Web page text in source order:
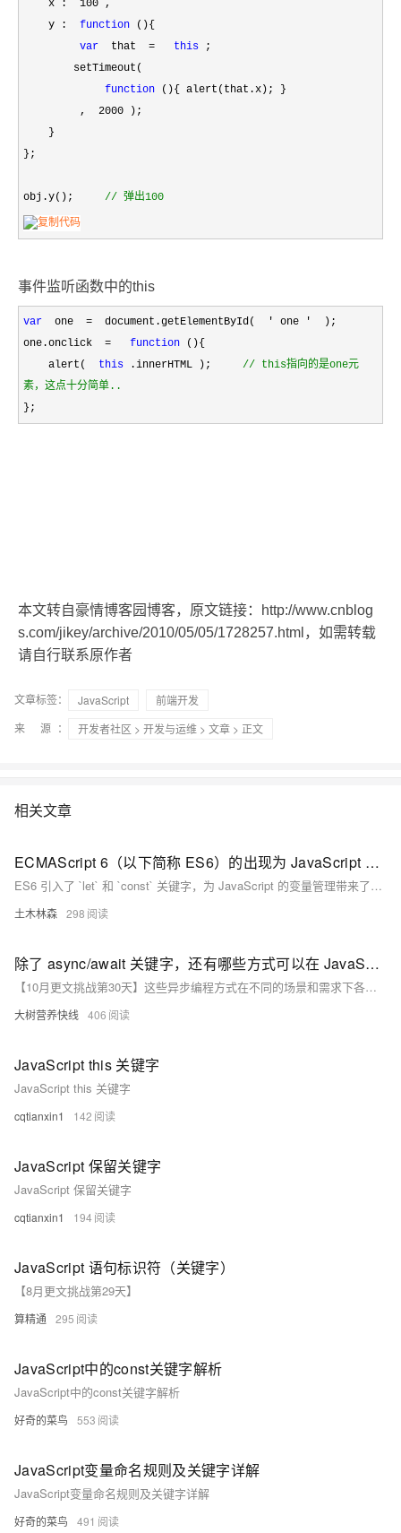
x : 100 ,
y :
function
(){
var
that = this
;
setTimeout(
function
(){ alert(that.x); }
,
2000
);
}
};
obj.y(); // 弹出100
事件监听函数中的this
var one = document.getElementById( ' one '
);
one.onclick
= function
(){
alert(
this .innerHTML ); //
this指向的是one元
素，这点十分简单..
};
本文转自豪情博客园博客，原文链接：http://www.cnblog
s.com/jikey/archive/2010/05/05/1728257.html，如需转载
请自行联系原作者
文章标签： JavaScript
前端开发
来 源：
开发者社区 > 开发与运维 > 文章 > 正文
相关文章
ECMAScript 6（以下简称 ES6）的出现为 JavaScript 带来了许多新的特性和改进，其中 let 和 const 是两个非常重要的关键字。
ES6 引入了 `let` 和 `const` 关键字，为 JavaScript 的变量管理带来了革新。`let` 提供了块级作用域和暂存死区特性，避免变量污染，增强代码可读性和安全性；`const` 用于声明不可重新赋值的常量，但允许对象和数组的内部修改。两者在循环、函数内部及复杂项目中广泛应用，有助于实现不可变数据结构，提升代码质量。
土木林森 298
除了 async/await 关键字，还有哪些方式可以在 JavaScript 中实现异步编程？
【10月更文挑战第30天】这些异步编程方式在不同的场景和需求下各有优劣，开发者可以根据具体的项目情况选择合适的方式来实现异步编程，以达到高效、可读和易于维护的代码效果。
大树营养快线 406
JavaScript this 关键字
JavaScript this 关键字
cqtianxin1 142
JavaScript 保留关键字
JavaScript 保留关键字
cqtianxin1 194
JavaScript 语句标识符（关键字）
【8月更文挑战第29天】
算精通 295
JavaScript中的const关键字解析
JavaScript中的const关键字解析
好奇的菜鸟 553
JavaScript变量命名规则及关键字详解
JavaScript变量命名规则及关键字详解
好奇的菜鸟 491